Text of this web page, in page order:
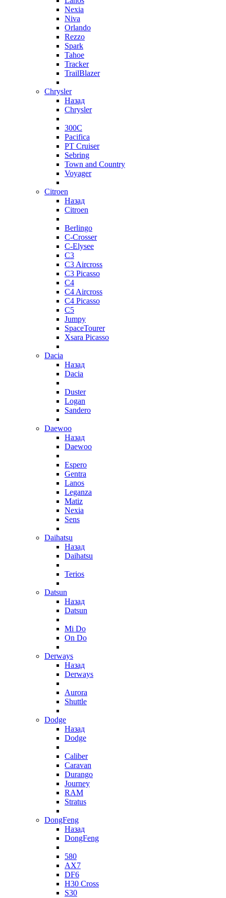
Nexia
Niva
Orlando
Rezzo
Spark
Tahoe
Tracker
TrailBlazer
Chrysler
Назад
Chrysler
300C
Pacifica
PT Cruiser
Sebring
Town and Country
Voyager
Citroen
Назад
Citroen
Berlingo
C-Crosser
C-Elysee
C3
C3 Aircross
C3 Picasso
C4
C4 Aircross
C4 Picasso
C5
Jumpy
SpaceTourer
Xsara Picasso
Dacia
Назад
Dacia
Duster
Logan
Sandero
Daewoo
Назад
Daewoo
Espero
Gentra
Lanos
Leganza
Matiz
Nexia
Sens
Daihatsu
Назад
Daihatsu
Terios
Datsun
Назад
Datsun
Mi Do
On Do
Derways
Назад
Derways
Aurora
Shuttle
Dodge
Назад
Dodge
Caliber
Caravan
Durango
Journey
RAM
Stratus
DongFeng
Назад
DongFeng
580
AX7
DF6
H30 Cross
S30